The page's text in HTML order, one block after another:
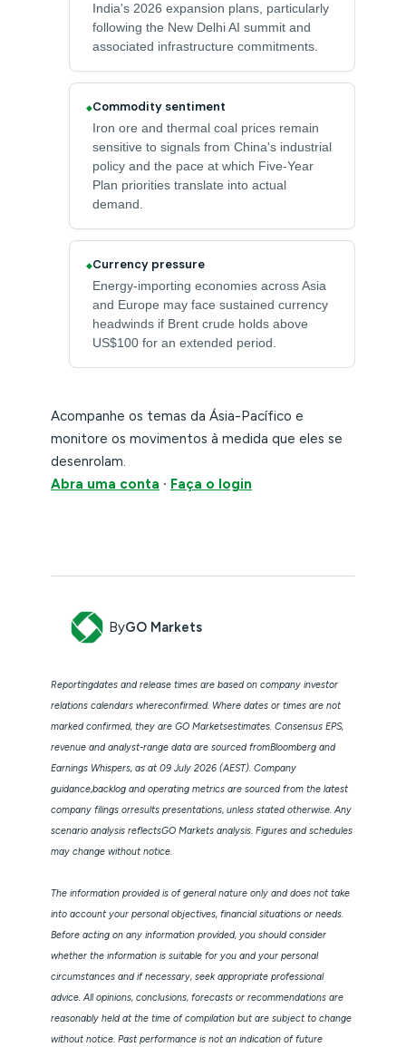
India's 2026 expansion plans, particularly
following the New Delhi AI summit and
associated infrastructure commitments.
◆Commodity sentiment
Iron ore and thermal coal prices remain
sensitive to signals from China's industrial
policy and the pace at which Five-Year
Plan priorities translate into actual
demand.
◆Currency pressure
Energy-importing economies across Asia
and Europe may face sustained currency
headwinds if Brent crude holds above
US$100 for an extended period.
Acompanhe os temas da Ásia-Pacífico e
monitore os movimentos à medida que eles se
desenrolam.
Abra uma conta · Faça o login
ByGO Markets
Reportingdates and release times are based on company investor
relations calendars whereconfirmed. Where dates or times are not
marked confirmed, they are GO Marketsestimates. Consensus EPS,
revenue and analyst-range data are sourced fromBloomberg and
Earnings Whispers, as at 09 July 2026 (AEST). Company
guidance,backlog and operating metrics are sourced from the latest
company filings orresults presentations, unless stated otherwise. Any
scenario analysis reflectsGO Markets analysis. Figures and schedules
may change without notice.
The information provided is of general nature only and does not take
into account your personal objectives, financial situations or needs.
Before acting on any information provided, you should consider
whether the information is suitable for you and your personal
circumstances and if necessary, seek appropriate professional
advice. All opinions, conclusions, forecasts or recommendations are
reasonably held at the time of compilation but are subject to change
without notice. Past performance is not an indication of future